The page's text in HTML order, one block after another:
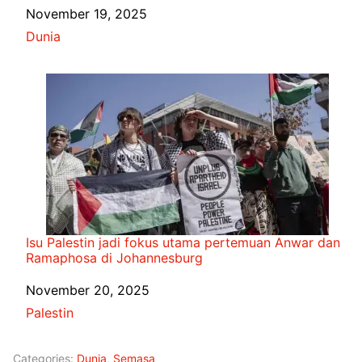
Date
November 19, 2025
In relation to
Dunia
Isu Palestin jadi fokus utama pertemuan Anwar dan
Ramaphosa di Johannesburg
Date
November 20, 2025
In relation to
Palestin
Categories: Dunia, Semasa